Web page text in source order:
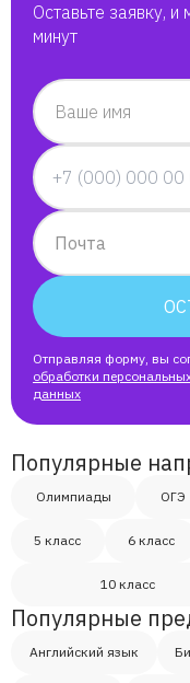
Оставьте заявку,
минут
Ваше имя
Почта
Отправляя форму, вы
обработки
данных
Популярные
Олимпиады ОГЭ
5 класс 6 класс
10 класс
Популярные
Английский язык